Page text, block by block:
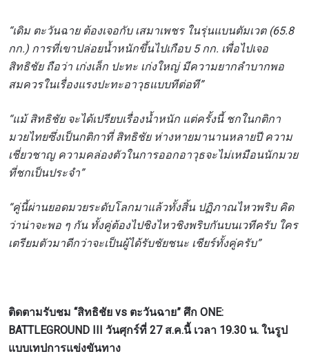
“เดิม ตะวันฉาย ต้องเจอกับ เสมาเพชร ในรุ่นแบนตัมเวต (65.8
กก.) การที่เขาปล่อยน้ำหนักขึ้นไปเกือบ 5 กก. เพื่อไปเจอ
สิทธิชัย ถือว่า เก่งเล็ก ปะทะ เก่งใหญ่ มีความยากลำบากพอ
สมควรในเรื่องแรงปะทะอาวุธแบบทีต่อที”
“แม้ สิทธิชัย จะได้เปรียบเรื่องน้ำหนัก แต่ครั้งนี้ ชกในกติกา
มวยไทยซึ่งเป็นกติกาที่ สิทธิชัย ห่างหายมานานหลายปี ความ
เชี่ยวชาญ ความคล่องตัวในการออกอาวุธจะไม่เหมือนนักมวย
ที่ชกเป็นประจำ”
“คู่นี้ผ่านยอดมวยระดับโลกมาแล้วทั้งสิ้น ปฏิภาณไหวพริบ คิด
ว่าน่าจะพอ ๆ กัน ทั้งคู่ต้องไปชิงไหวชิงพริบกันบนเวทีครับ ใคร
เตรียมตัวมาดีกว่าจะเป็นผู้ได้รับชัยชนะ เชียร์ทั้งคู่ครับ”
ติดตามรับชม “สิทธิชัย vs ตะวันฉาย” ศึก ONE:
BATTLEGROUND III วันศุกร์ที่ 27 ส.ค.นี้ เวลา 19.30 น. ในรูป
แบบเทปการแข่งขันทาง
นโยบายความเป็นส่วนตัวของเรา ท่านสามารถ
ยกเลิกการสมัครรับข่าวสารได้ตลอดเวลา